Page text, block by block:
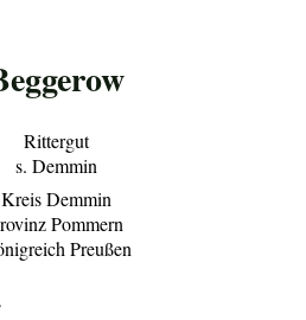
Rittergut
s. Demmin
Kreis Demmin
Pommern
Preußen